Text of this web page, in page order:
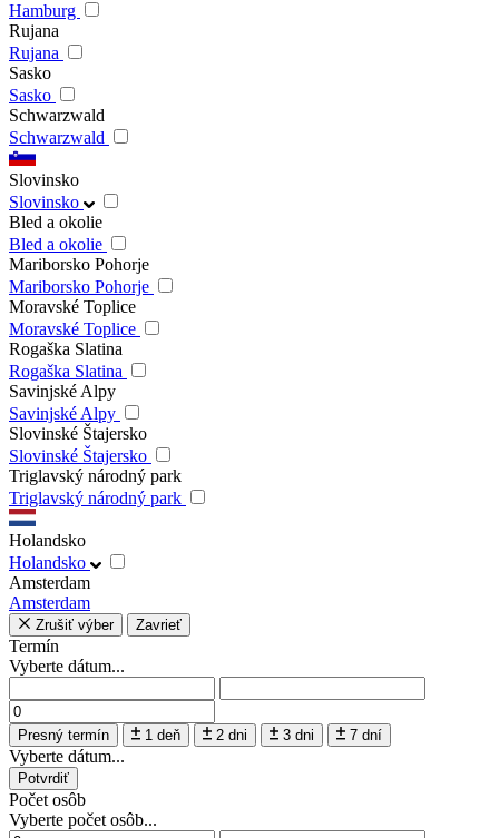
Hamburg
Rujana
Rujana
Sasko
Sasko
Schwarzwald
Schwarzwald
Slovinsko
Slovinsko
Bled a okolie
Bled a okolie
Mariborsko Pohorje
Mariborsko Pohorje
Moravské Toplice
Moravské Toplice
Rogaška Slatina
Rogaška Slatina
Savinjské Alpy
Savinjské Alpy
Slovinské Štajersko
Slovinské Štajersko
Triglavský národný park
Triglavský národný park
Holandsko
Holandsko
Amsterdam
Amsterdam
Zrušiť výber Zavrieť
Termín
Vyberte dátum...
Presný termín 1 deň 2 dni 3 dni 7 dní
Vyberte dátum...
Potvrdiť
Počet osôb
Vyberte počet osôb...